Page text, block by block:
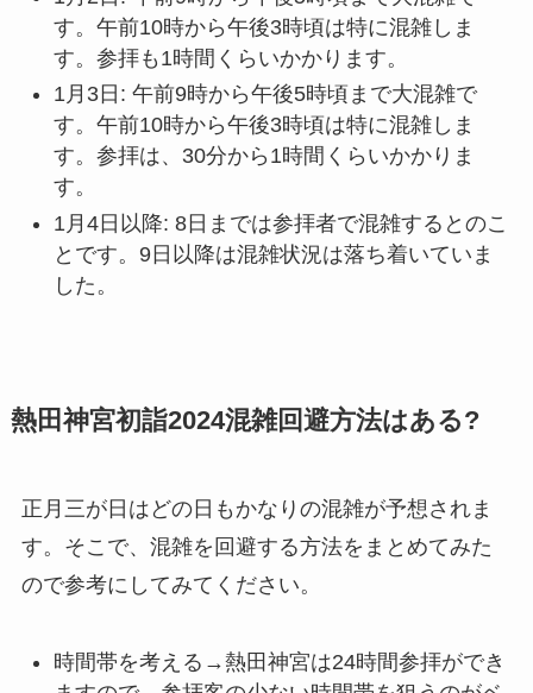
す。午前10時から午後3時頃は特に混雑しま
す。参拝も1時間くらいかかります。
1月3日: 午前9時から午後5時頃まで大混雑で
す。午前10時から午後3時頃は特に混雑しま
す。参拝は、30分から1時間くらいかかりま
す。
1月4日以降: 8日までは参拝者で混雑するとのこ
とです。9日以降は混雑状況は落ち着いていま
した。
熱田神宮初詣2024混雑回避方法はある?
正月三が日はどの日もかなりの混雑が予想されま
す。そこで、混雑を回避する方法をまとめてみた
ので参考にしてみてください。
時間帯を考える→熱田神宮は24時間参拝ができ